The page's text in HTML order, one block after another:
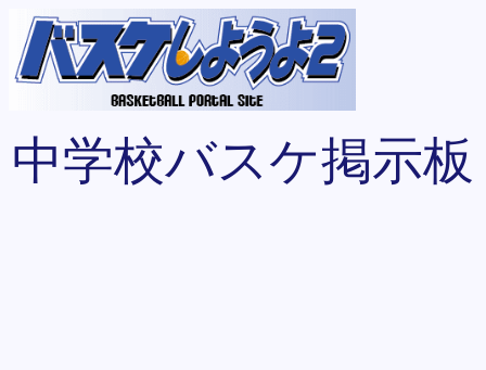
中学校バスケ掲示板